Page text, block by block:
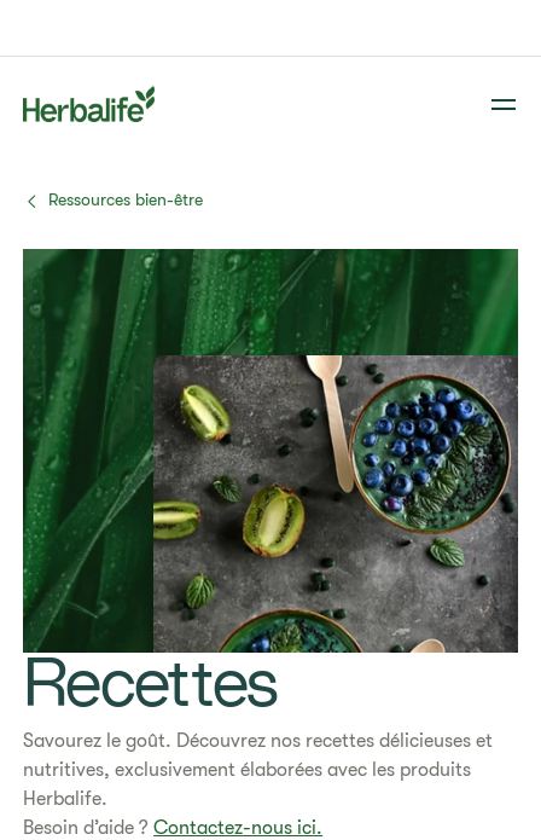
Ressources bien-être
Recettes
Savourez le goût. Découvrez nos recettes délicieuses et
nutritives, exclusivement élaborées avec les produits
Herbalife.
Besoin d’aide ?Contactez-nous ici.